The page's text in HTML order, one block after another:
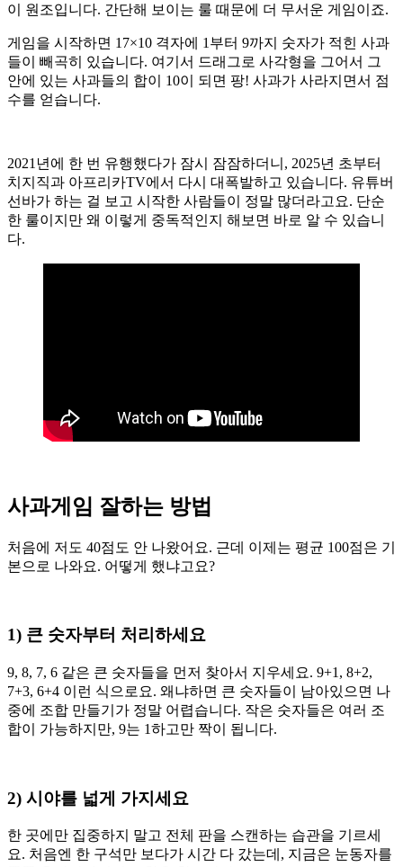
이 원조입니다. 간단해 보이는 룰 때문에 더 무서운 게임이죠.
게임을 시작하면 17×10 격자에 1부터 9까지 숫자가 적힌 사과
들이 빼곡히 있습니다. 여기서 드래그로 사각형을 그어서 그
안에 있는 사과들의 합이 10이 되면 팡! 사과가 사라지면서 점
수를 얻습니다.
2021년에 한 번 유행했다가 잠시 잠잠하더니, 2025년 초부터
치지직과 아프리카TV에서 다시 대폭발하고 있습니다. 유튜버
선바가 하는 걸 보고 시작한 사람들이 정말 많더라고요. 단순
한 룰이지만 왜 이렇게 중독적인지 해보면 바로 알 수 있습니
다.
사과게임 잘하는 방법
처음에 저도 40점도 안 나왔어요. 근데 이제는 평균 100점은 기
본으로 나와요. 어떻게 했냐고요?
1) 큰 숫자부터 처리하세요
9, 8, 7, 6 같은 큰 숫자들을 먼저 찾아서 지우세요. 9+1, 8+2,
7+3, 6+4 이런 식으로요. 왜냐하면 큰 숫자들이 남아있으면 나
중에 조합 만들기가 정말 어렵습니다. 작은 숫자들은 여러 조
합이 가능하지만, 9는 1하고만 짝이 됩니다.
2) 시야를 넓게 가지세요
한 곳에만 집중하지 말고 전체 판을 스캔하는 습관을 기르세
요. 처음엔 한 구석만 보다가 시간 다 갔는데, 지금은 눈동자를